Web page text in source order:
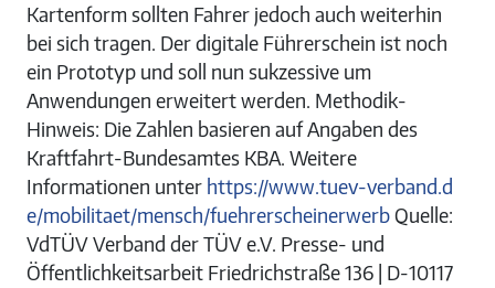
Kartenform sollten Fahrer jedoch auch weiterhin
bei sich tragen. Der digitale Führerschein ist noch
ein Prototyp und soll nun sukzessive um
Anwendungen erweitert werden. Methodik-
Hinweis: Die Zahlen basieren auf Angaben des
Kraftfahrt-Bundesamtes KBA. Weitere
Informationen unter https://www.tuev-verband.d
e/mobilitaet/mensch/fuehrerscheinerwerbQuelle:
VdTÜV Verband der TÜV e.V. Presse- und
Öffentlichkeitsarbeit Friedrichstraße 136 | D-10117